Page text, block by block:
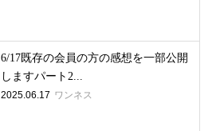
6/17既存の会員の方の感想を一部公開
しますパート2...
2025.06.17 ワンネス